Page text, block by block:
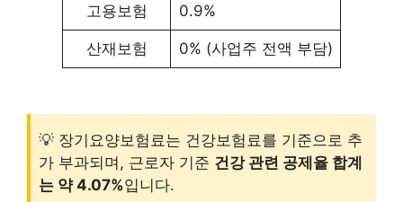
고용보험 0.9%
산재보험 0% (사업주 전액 부담)
💡 장기요양보험료는 건강보험료를 기준으로 추
가 부과되며, 근로자 기준 건강 관련 공제율 합계
는 약 4.07%입니다.